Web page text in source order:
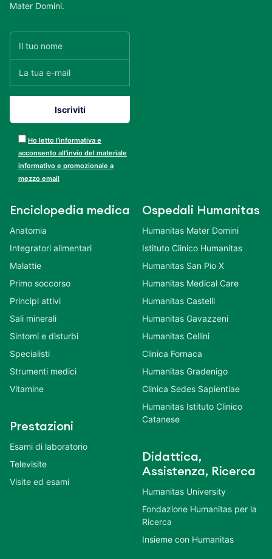
Mater Domini.
Ho letto l’informativa e
acconsento all’invio del materiale
informativo e promozionale a
mezzo email
Enciclopedia medica
Anatomia
Integratori alimentari
Malattie
Primo soccorso
Principi attivi
Sali minerali
Sintomi e disturbi
Specialisti
Strumenti medici
Vitamine
Prestazioni
Esami di laboratorio
Televisite
Visite ed esami
Ospedali Humanitas
Humanitas Mater Domini
Istituto Clinico Humanitas
Humanitas San Pio X
Humanitas Medical Care
Humanitas Castelli
Humanitas Gavazzeni
Humanitas Cellini
Clinica Fornaca
Humanitas Gradenigo
Clinica Sedes Sapientiae
Humanitas Istituto Clinico
Catanese
Didattica,
Assistenza, Ricerca
Humanitas University
Fondazione Humanitas per la
Ricerca
Insieme con Humanitas